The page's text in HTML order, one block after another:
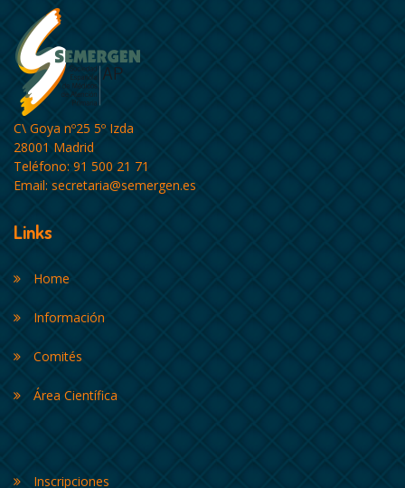
C\ Goya nº25 5º Izda
28001 Madrid
Teléfono: 91 500 21 71
Email: secretaria@semergen.es
Links
Home
Información
Comités
Área Científica
Inscripciones